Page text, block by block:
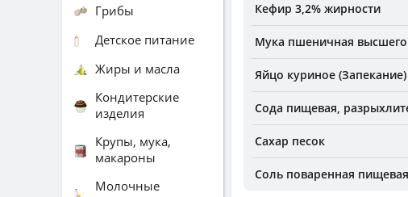
Кефир 3,2% жирности
Мука пшеничная
Яйцо куриное (Запекание)
Сода пищевая,
Сахар песок
Соль поваренная пищевая
Грибы
Детское питание
Жиры и масла
Кондитерские
изделия
Крупы, мука,
макароны
Молочные